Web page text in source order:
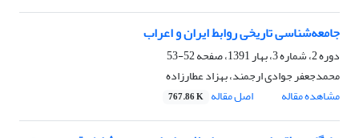
جامعه‌شناسی تاریخی روابط ایران و اعراب
دوره 2، شماره 3، بهار 1391، صفحه
52-53
محمد‌جعفر جوادی ارجمند، بهزاد عطارزاده
مشاهده مقاله
اصل مقاله 767.86 K